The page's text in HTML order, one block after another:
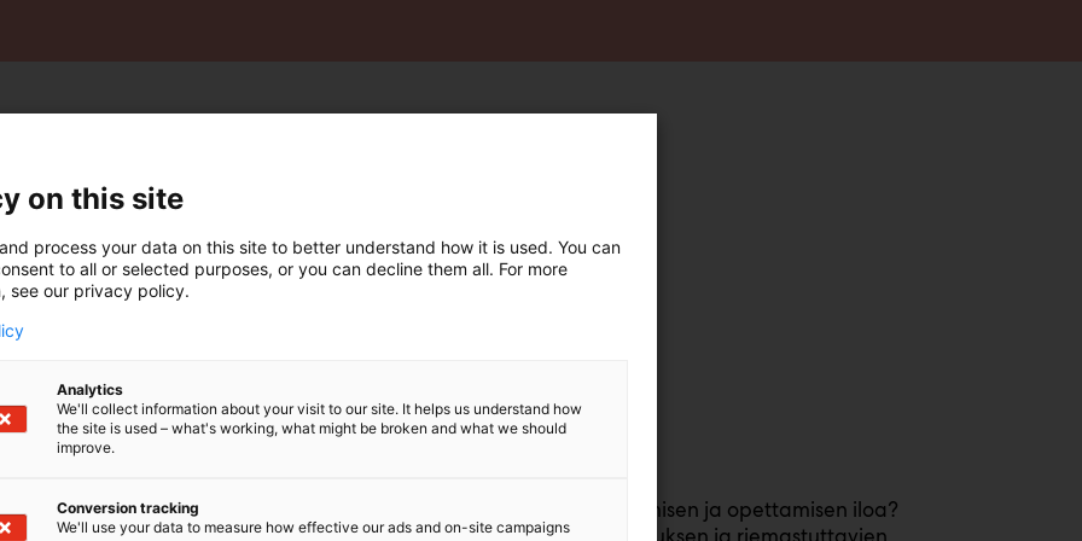
ohjelmassa
Voiko ulkona opettaminen lisätä oppimisen ja opettamisen iloa?
on this site
process your data on this site to better understand how it is used. You can
to all or selected purposes, or you can decline them all. For more
see our privacy policy.
Analytics
We'll collect information about your visit to our site. It helps us understand how
the site is used – what's working, what might be broken and what we should
improve.
Conversion tracking
We'll use your data to measure how effective our ads and on-site campaigns